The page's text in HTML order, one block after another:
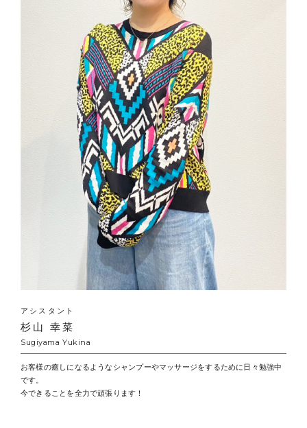
アシスタント
杉山 幸菜
Sugiyama Yukina
お客様の癒しになるようなシャンプーやマッサージをするために日々勉強中
です。
今できることを全力で頑張ります！